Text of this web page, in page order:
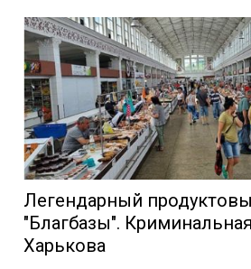
Легендарный
"Благбазы".
Харькова